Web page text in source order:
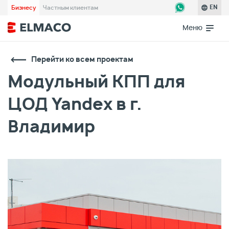
Бизнесу Частным клиентам EN
Меню
Перейти ко всем проектам
Модульный КПП для
ЦОД Yandex в г.
Владимир